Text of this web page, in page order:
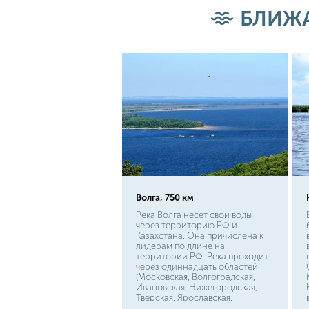
для организма, а икра этой
рыбы. Белуга, относясь к
Волга, 750 км
Река Волга несет свои воды
через территорию РФ и
Казахстана. Она причислена к
лидерам по длине на
территории РФ. Река проходит
через одиннадцать областей
(Московская, Волгоградская,
Ивановская, Нижегородская,
Тверская, Ярославская,